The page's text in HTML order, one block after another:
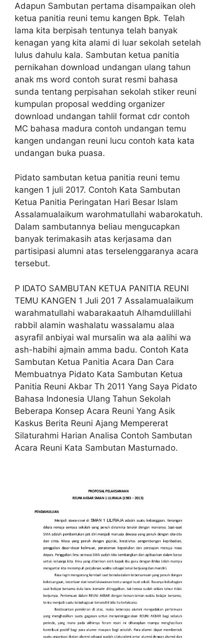
Adapun Sambutan pertama disampaikan oleh
ketua panitia reuni temu kangen Bpk. Telah
lama kita berpisah tentunya telah banyak
kenagan yang kita alami di luar sekolah setelah
lulus dahulu kala. Sambutan ketua panitia
pernikahan download undangan ulang tahun
anak ms word contoh surat resmi bahasa
sunda tentang perpisahan sekolah stiker reuni
kumpulan proposal wedding organizer
download undangan tahlil format cdr contoh
MC bahasa madura contoh undangan temu
kangen undangan reuni lucu contoh kata kata
undangan buka puasa.
Pidato sambutan ketua panitia reuni temu
kangen 1 juli 2017. Contoh Kata Sambutan
Ketua Panitia Peringatan Hari Besar Islam
Assalamualaikum warohmatullahi wabarokatuh.
Dalam sambutannya beliau mengucapkan
banyak terimakasih atas kerjasama dan
partisipasi alumni atas terselenggaranya acara
tersebut.
P IDATO SAMBUTAN KETUA PANITIA REUNI
TEMU KANGEN 1 Juli 201 7 Assalamualaikum
warahmatullahi wabarakaatuh Alhamdulillahi
rabbil alamin washalatu wassalamu alaa
asyrafil anbiyai wal mursalin wa ala aalihi wa
ash-habihi ajmain amma badu. Contoh Kata
Sambutan Ketua Panitia Acara Dan Cara
Membuatnya Pidato Kata Sambutan Ketua
Panitia Reuni Akbar Th 2011 Yang Saya Pidato
Bahasa Indonesia Ulang Tahun Sekolah
Beberapa Konsep Acara Reuni Yang Asik
Kaskus Berita Reuni Ajang Mempererat
Silaturahmi Harian Analisa Contoh Sambutan
Acara Reuni Kata Sambutan Masturnado.